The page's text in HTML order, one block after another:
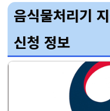
음식물처리기
신청 정보